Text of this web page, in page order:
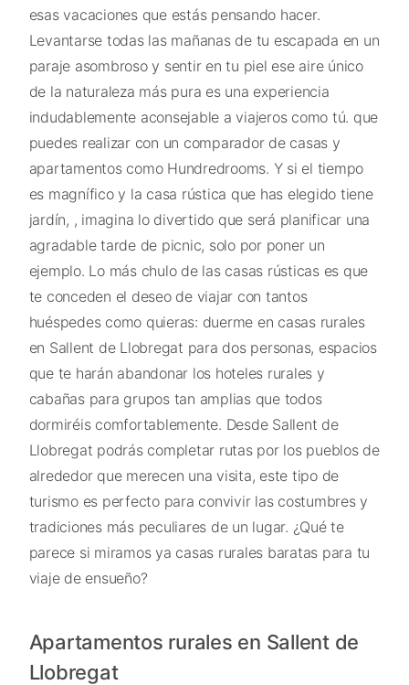
esas vacaciones que estás pensando hacer.
Levantarse todas las mañanas de tu escapada en un
paraje asombroso y sentir en tu piel ese aire único
de la naturaleza más pura es una experiencia
indudablemente aconsejable a viajeros como tú. que
puedes realizar con un comparador de casas y
apartamentos como Hundredrooms. Y si el tiempo
es magnífico y la casa rústica que has elegido tiene
jardín, , imagina lo divertido que será planificar una
agradable tarde de picnic, solo por poner un
ejemplo. Lo más chulo de las casas rústicas es que
te conceden el deseo de viajar con tantos
huéspedes como quieras: duerme en casas rurales
en Sallent de Llobregat para dos personas, espacios
que te harán abandonar los hoteles rurales y
cabañas para grupos tan amplias que todos
dormiréis comfortablemente. Desde Sallent de
Llobregat podrás completar rutas por los pueblos de
alrededor que merecen una visita, este tipo de
turismo es perfecto para convivir las costumbres y
tradiciones más peculiares de un lugar. ¿Qué te
parece si miramos ya casas rurales baratas para tu
viaje de ensueño?
Apartamentos rurales en Sallent de
Llobregat